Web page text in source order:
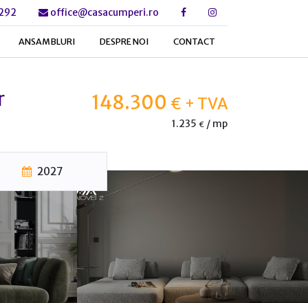
office@casacumperi.ro
ANSAMBLURI DESPRE NOI CONTACT
148.300 € + TVA
1.235 € / mp
2027